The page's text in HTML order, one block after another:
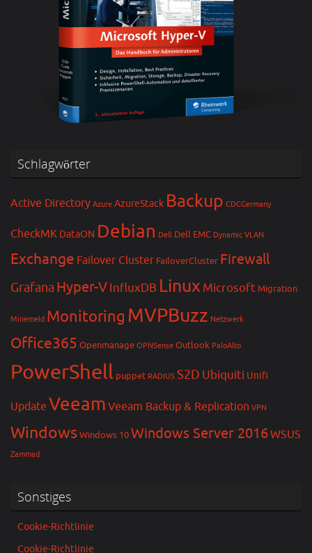
Schlagwörter
Active Directory Azure AzureStack Backup CDCGermany
CheckMK DataON Debian Dell Dell EMC Dynamic VLAN
Exchange Failover Cluster FailoverCluster Firewall
Grafana Hyper-VInfluxDB Linux Microsoft Migration
Minemeld Monitoring MVPBuzz Netzwerk
Office365 Openmanage OPNSense Outlook PaloAlto
PowerShell puppet RADIUS S2D Ubiquiti Unifi
Update Veeam Veeam Backup & Replication VPN
WindowsWindows 10Windows Server 2016WSUS
Zammad
Sonstiges
Cookie-Richtlinie
Cookie-Richtlinie